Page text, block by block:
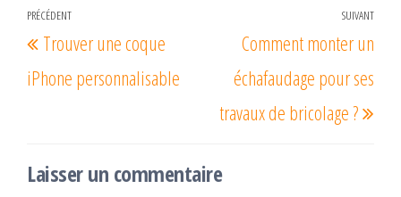
Navigation
de
l’article
Article
précédent
PRÉCÉDENT
Trouver une coque
iPhone personnalisable
SUIVANT
Comment monter un
échafaudage pour ses
travaux de bricolage ?
Laisser un commentaire